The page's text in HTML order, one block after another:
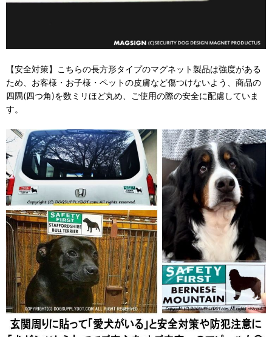
【安全対策】こちらの長方形タイプのマグネット製品は強度がある
ため、お客様・お子様・ペットの皮膚など傷つけないよう、商品の
四隅(四つ角)を数ミリほど丸め、ご使用の際の安全に配慮していま
す。